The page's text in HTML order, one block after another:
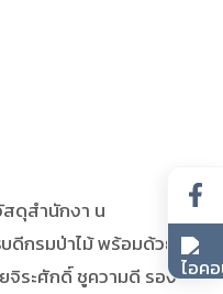
สดุสำนักงา น
กรมป่าไม้ พร้อมด้วย
ระศักดิ์ ชูความดี รอง